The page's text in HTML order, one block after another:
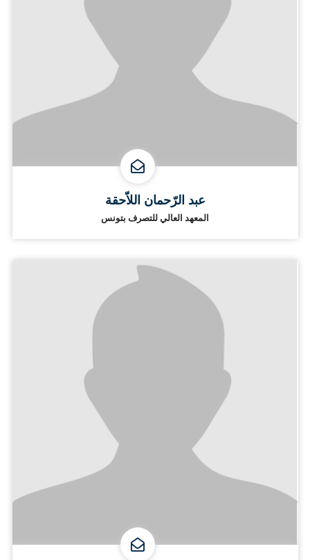
عبد الرّحمان اللاّحقة
المعهد العالي للتصرف بتونس